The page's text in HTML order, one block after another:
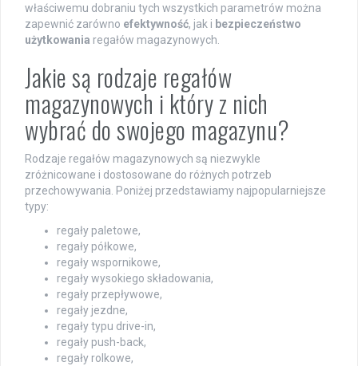
właściwemu dobraniu tych wszystkich parametrów można
zapewnić zarówno efektywność, jak i bezpieczeństwo
użytkowania regałów magazynowych.
Jakie są rodzaje regałów
magazynowych i który z nich
wybrać do swojego magazynu?
Rodzaje regałów magazynowych są niezwykle
zróżnicowane i dostosowane do różnych potrzeb
przechowywania. Poniżej przedstawiamy najpopularniejsze
typy:
regały paletowe,
regały półkowe,
regały wspornikowe,
regały wysokiego składowania,
regały przepływowe,
regały jezdne,
regały typu drive-in,
regały push-back,
regały rolkowe,